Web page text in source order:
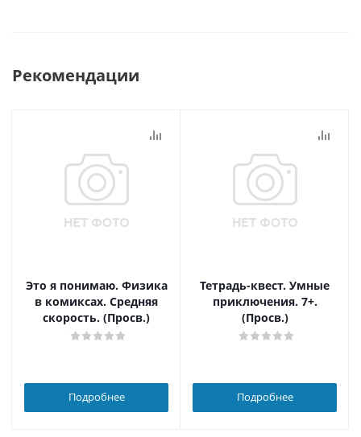
Рекомендации
Это я понимаю. Физика
в комиксах. Средняя
скорость. (Просв.)
Подробнее
Тетрадь-квест. Умные
приключения. 7+.
(Просв.)
Подробнее